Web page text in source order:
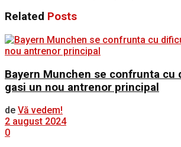
Related Posts
Bayern Munchen se confrunta
gasi un nou antrenor principal
de Vă vedem!
2 august 2024
0